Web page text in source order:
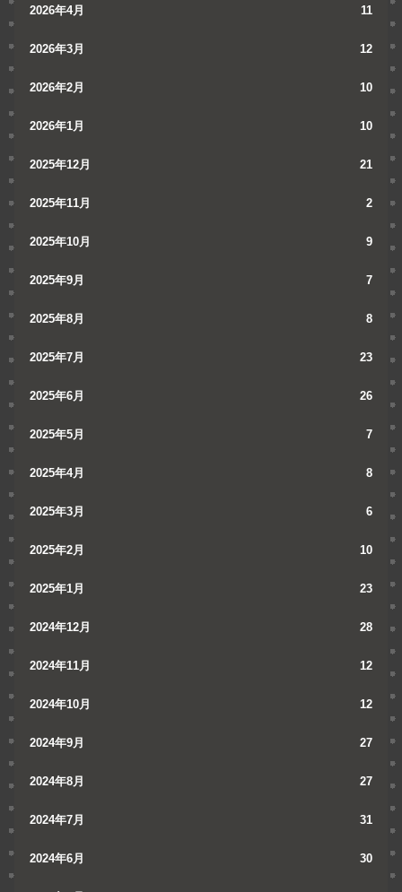
2026年4月 11
2026年3月 12
2026年2月 10
2026年1月 10
2025年12月 21
2025年11月 2
2025年10月 9
2025年9月 7
2025年8月 8
2025年7月 23
2025年6月 26
2025年5月 7
2025年4月 8
2025年3月 6
2025年2月 10
2025年1月 23
2024年12月 28
2024年11月 12
2024年10月 12
2024年9月 27
2024年8月 27
2024年7月 31
2024年6月 30